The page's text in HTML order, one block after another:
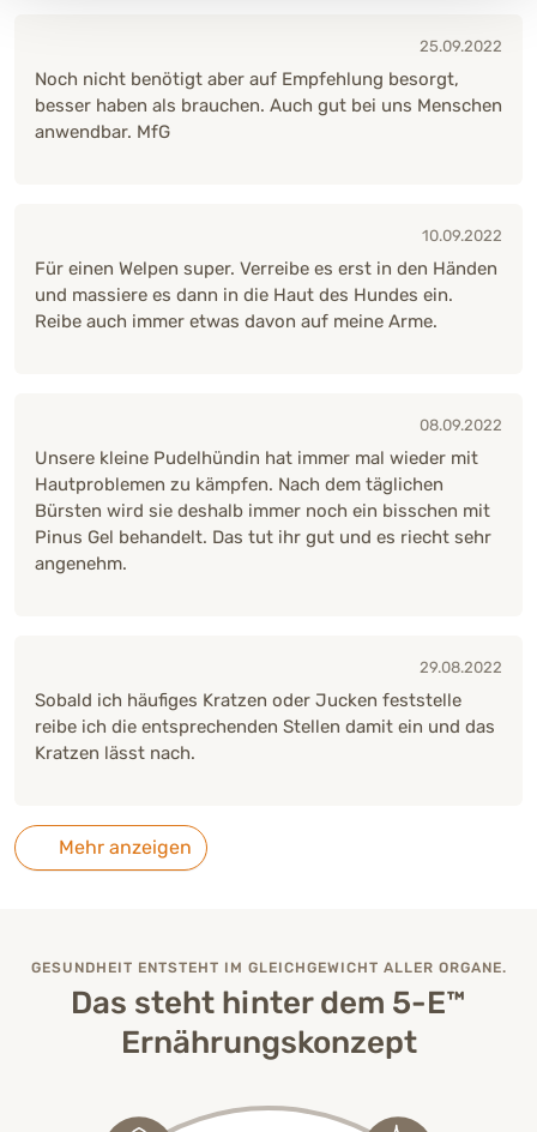
25.09.2022
Noch nicht benötigt aber auf Empfehlung besorgt,
besser haben als brauchen. Auch gut bei uns Menschen
anwendbar. MfG
10.09.2022
Für einen Welpen super. Verreibe es erst in den Händen
und massiere es dann in die Haut des Hundes ein.
Reibe auch immer etwas davon auf meine Arme.
08.09.2022
Unsere kleine Pudelhündin hat immer mal wieder mit
Hautproblemen zu kämpfen. Nach dem täglichen
Bürsten wird sie deshalb immer noch ein bisschen mit
Pinus Gel behandelt. Das tut ihr gut und es riecht sehr
angenehm.
29.08.2022
Sobald ich häufiges Kratzen oder Jucken feststelle
reibe ich die entsprechenden Stellen damit ein und das
Kratzen lässt nach.
Mehr anzeigen
GESUNDHEIT ENTSTEHT IM GLEICHGEWICHT ALLER ORGANE.
Das steht hinter dem 5-E™
Ernährungskonzept